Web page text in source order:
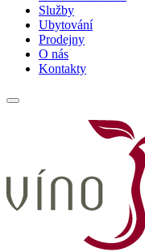
Služby
Ubytování
Prodejny
O nás
Kontakty